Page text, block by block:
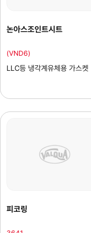
논아스조인트시트
(VND6)
LLC등 냉각계유체용 가스켓
피코링